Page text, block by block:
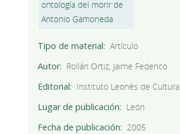
Tipo de material
Artículo
Autor
Rollán Ortiz, Jaime Federico
Editorial
Instituto Leonés de Cultura
Lugar de publicación
León
Fecha de publicación
2005